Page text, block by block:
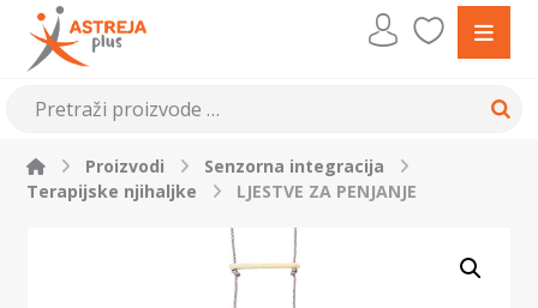
Proizvodi
Senzorna integracija
Terapijske njihaljke
LJESTVE ZA PENJANJE